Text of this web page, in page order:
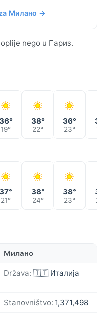
Милано →
nego u Париз.
36°
19°
38°
22°
36°
23° 19°
37°
21°
38°
24°
38°
23° 24°
Милано
Država: 🇮🇹 Италија
Stanovništvo: 1,371,498